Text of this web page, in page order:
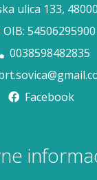
ulica 133,
OIB: 54506295900
0038598482835
Facebook